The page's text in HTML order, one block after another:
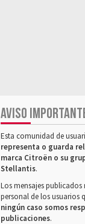
AVISO
Esta comunidad de
representa o guarda
marca Citroën o su
Stellantis.
Los mensajes
personal de los usuarios
ningún caso somos
publicaciones.